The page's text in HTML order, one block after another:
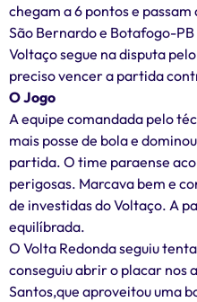
chegam a 6 pontos e
São Bernardo e Botafogo-
Voltaço segue na disputa
preciso vencer a partida
O Jogo
A equipe comandada pelo
mais posse de bola e
partida. O time paraense
perigosas. Marcava bem e
de investidas do Voltaço. A
equilíbrada.
O Volta Redonda seguiu
conseguiu abrir o placar nos
Santos,que aproveitou uma